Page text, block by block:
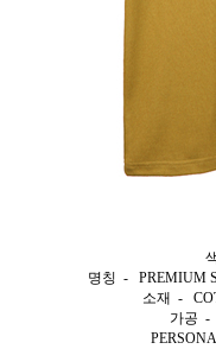
명칭 - PREMIUM
소재 -
가공 -